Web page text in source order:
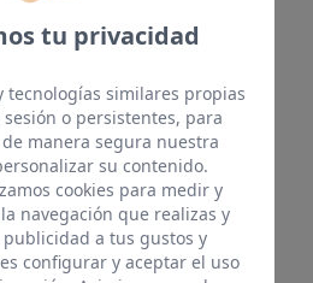
tu privacidad
tecnologías similares propias
o persistentes, para
manera segura nuestra
su contenido.
cookies para medir y
navegación que realizas y
a tus gustos y
configurar y aceptar el uso
completa